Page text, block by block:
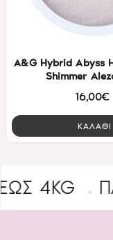
A&G Hybrid Abyss
Shimmer
16,00€
ΚΑΛΑΘΙ
ΠΑΡΕ ΤΙΣ